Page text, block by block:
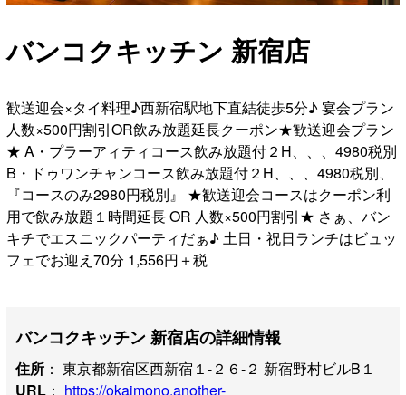
バンコクキッチン 新宿店
歓送迎会×タイ料理♪西新宿駅地下直結徒歩5分♪ 宴会プラン
人数×500円割引OR飲み放題延長クーポン★歓送迎会プラン
★ A・プラーアィティコース飲み放題付２H、、、4980税別
B・ドゥワンチャンコース飲み放題付２H、、、4980税別、
『コースのみ2980円税別』 ★歓送迎会コースはクーポン利
用で飲み放題１時間延長 OR 人数×500円割引★ さぁ、バン
キチでエスニックパーティだぁ♪ 土日・祝日ランチはビュッ
フェでお迎え70分 1,556円＋税
バンコクキッチン 新宿店の詳細情報
住所 ： 東京都新宿区西新宿１-２６-２ 新宿野村ビルB１
URL ： https://okaimono.another-